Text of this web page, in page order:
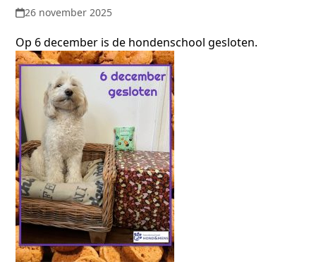
26 november 2025
Op 6 december is de hondenschool gesloten.